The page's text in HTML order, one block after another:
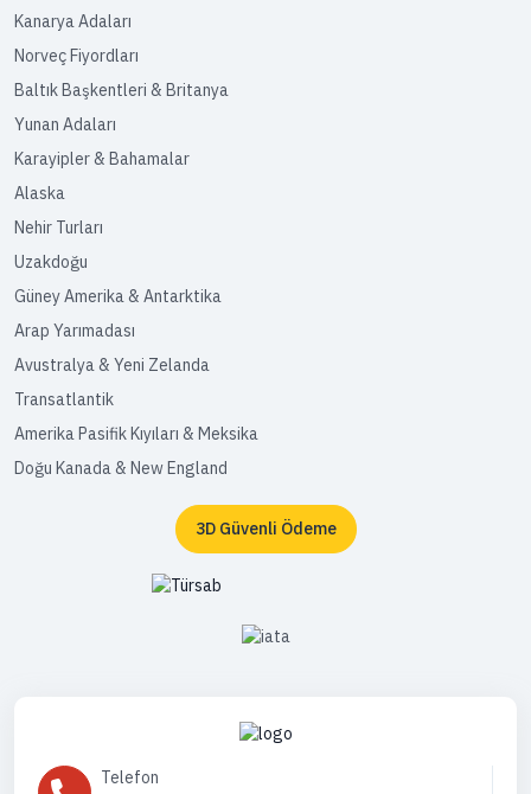
Kanarya Adaları
Norveç Fiyordları
Baltık Başkentleri & Britanya
Yunan Adaları
Karayipler & Bahamalar
Alaska
Nehir Turları
Uzakdoğu
Güney Amerika & Antarktika
Arap Yarımadası
Avustralya & Yeni Zelanda
Transatlantik
Amerika Pasifik Kıyıları & Meksika
Doğu Kanada & New England
3D Güvenli Ödeme
Telefon